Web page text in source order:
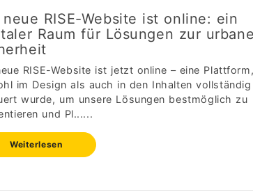
neue RISE-Website ist online: ein
Raum für Lösungen zur
RISE-Website ist jetzt online – eine
im Design als auch in den Inhalten vollständig
wurde, um unsere Lösungen bestmöglich zu
und Pl......
Weiterlesen